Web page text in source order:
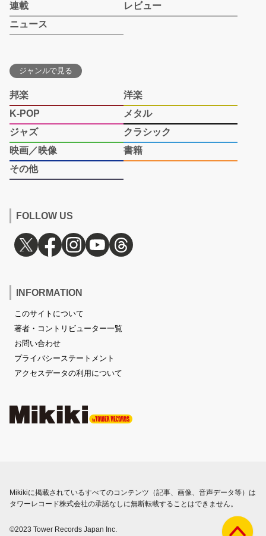
連載
レビュー
ニュース
ジャンルで見る
邦楽
洋楽
K-POP
メタル
ジャズ
クラシック
映画／映像
書籍
その他
FOLLOW US
INFORMATION
このサイトについて
著者・コントリビューター一覧
お問い合わせ
プライバシーステートメント
アクセスデータの利用について
Mikikiに掲載されているすべてのコンテンツ（記事、画像、音声データ等）は
タワーレコード株式会社の承諾なしに無断転載することはできません。
©2023 Tower Records Japan Inc.